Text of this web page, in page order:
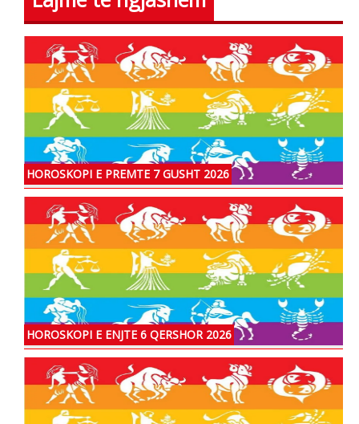
HOROSKOPI E PREMTE 7 GUSHT 2026
HOROSKOPI E ENJTE 6 QERSHOR 2026